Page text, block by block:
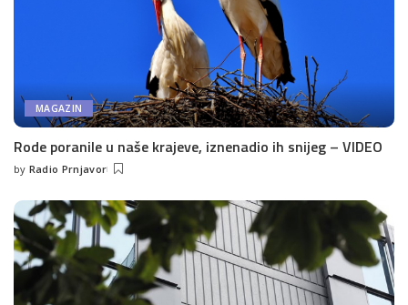
MAGAZIN
Rode poranile u naše krajeve, iznenadio ih snijeg – VIDEO
Posted
by Radio Prnjavor